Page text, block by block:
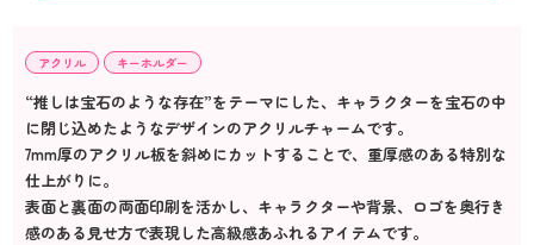
アクリル キーホルダー
“推しは宝石のような存在”をテーマにした、キャラクターを宝石の中
に閉じ込めたようなデザインのアクリルチャームです。
7mm厚のアクリル板を斜めにカットすることで、重厚感のある特別な
仕上がりに。
表面と裏面の両面印刷を活かし、キャラクターや背景、ロゴを奥行き
感のある見せ方で表現した高級感あふれるアイテムです。